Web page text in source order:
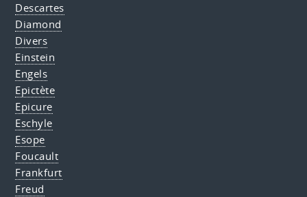
Descartes
Diamond
Divers
Einstein
Engels
Epictète
Epicure
Eschyle
Esope
Foucault
Frankfurt
Freud